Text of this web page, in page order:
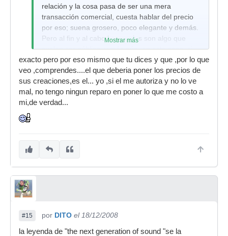
relación y la cosa pasa de ser una mera
transacción comercial, cuesta hablar del precio
por eso; suena grosero, poco elegante y demás.
Pero al fin y al cabo los precios son algo que
suelen ser público, y más aún, en este caso, si
son buenos tal como decís, creo que mas razón
todavía el saberlos, ya que puede animar a
alguien a decidirse por esta opción y no irse a
las marcas de toda la vida.
No se, creo que Angel ofrece un servicio, por el
grosería, ya que finalmente todos estais
publicamente los precios de sus cajas...
En fin, que a parte de curiosidad lo hago también
Mostrar más
exacto pero por eso mismo que tu dices y que ,por lo que
veo ,comprendes....el que deberia poner los precios de
sus creaciones,es el... yo ,si el me autoriza y no lo ve
mal, no tengo ningun reparo en poner lo que me costo a
mi,de verdad...
#15 por DITO el 18/12/2008
la leyenda de "the next generation of sound "se la